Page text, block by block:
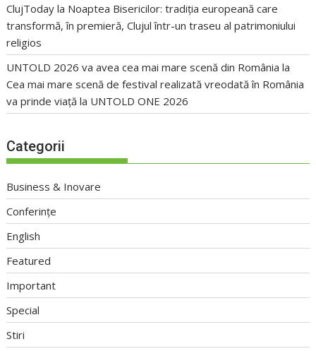
ClujToday la Noaptea Bisericilor: tradiția europeană care
transformă, în premieră, Clujul într-un traseu al patrimoniului
religios
UNTOLD 2026 va avea cea mai mare scenă din România la
Cea mai mare scenă de festival realizată vreodată în România
va prinde viață la UNTOLD ONE 2026
Categorii
Business & Inovare
Conferințe
English
Featured
Important
Special
Stiri